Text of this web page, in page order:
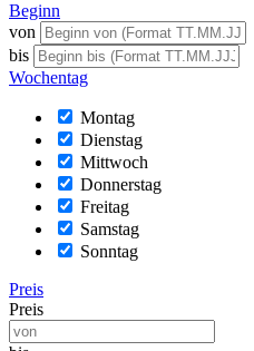
Beginn
von
bis
Wochentag
Montag
Dienstag
Mittwoch
Donnerstag
Freitag
Samstag
Sonntag
Preis
Preis